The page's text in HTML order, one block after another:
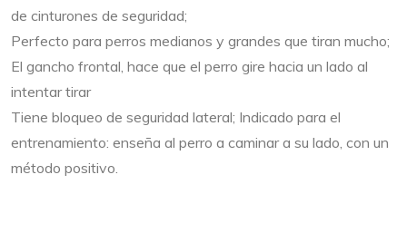
de cinturones de seguridad;
Perfecto para perros medianos y grandes que tiran mucho;
El gancho frontal, hace que el perro gire hacia un lado al
intentar tirar
Tiene bloqueo de seguridad lateral; Indicado para el
entrenamiento: enseña al perro a caminar a su lado, con un
método positivo.